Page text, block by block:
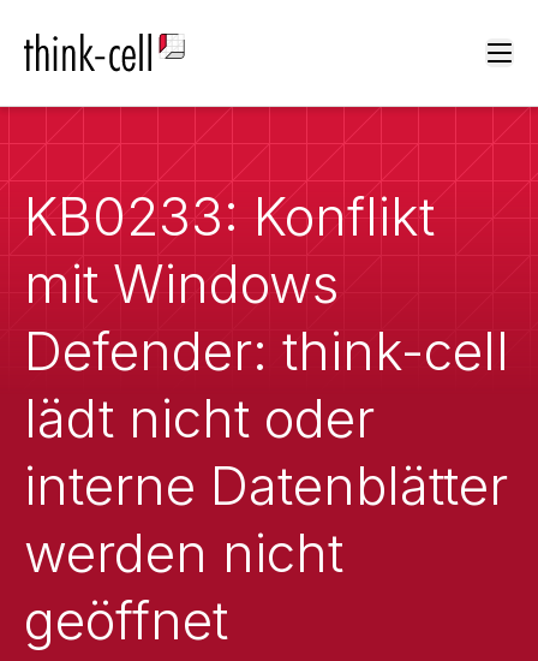
KB0233: Konflikt
mit Windows
Defender: think-cell
lädt nicht oder
interne Datenblätter
werden nicht
geöffnet